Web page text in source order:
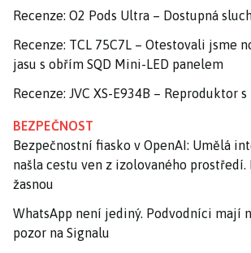
Recenze: O2 Pods Ultra – Dostupná
Recenze: TCL 75C7L – Otestovali jsme
jasu s obřím SQD Mini-LED panelem
Recenze: JVC XS-E934B – Reproduktor
BEZPEČNOST
Bezpečnostní fiasko v OpenAI: Umělá
našla cestu ven z izolovaného
žasnou
WhatsApp není jediný. Podvodníci mají
pozor na Signalu